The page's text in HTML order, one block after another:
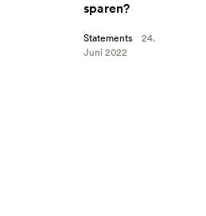
sparen?
Statements
24.
Juni 2022